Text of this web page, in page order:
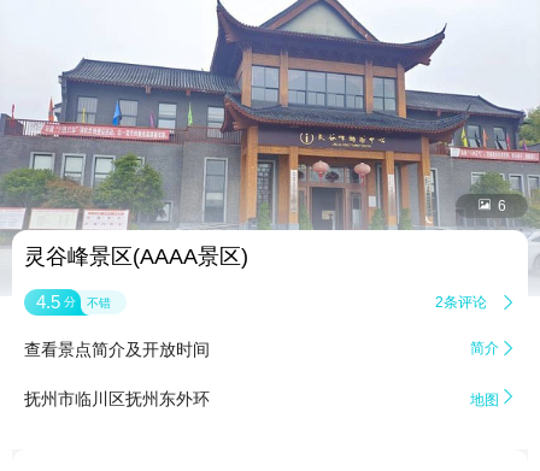
 6
灵谷峰景区(AAAA景区)
4.5 分 不错 2条评论 
查看景点简介及开放时间 简介 
抚州市临川区抚州东外环 地图 